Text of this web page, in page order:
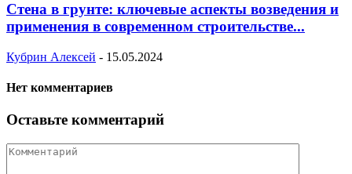
Стена в грунте: ключевые аспекты возведения и
применения в современном строительстве...
Кубрин Алексей - 15.05.2024
Нет комментариев
Оставьте комментарий